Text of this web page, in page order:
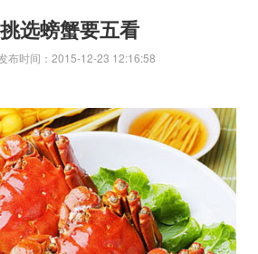
选螃蟹要五看
时间：2015-12-23 12:16:58